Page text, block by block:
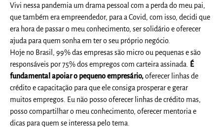
Vivi nessa pandemia um drama pessoal com a perda do meu pai,
que também era empreendedor, para a Covid, com isso, decidi que
era hora de passar o meu conhecimento, ser solidário e oferecer
ajuda para quem sonha em ter o seu próprio negócio.
Hoje no Brasil, 99% das empresas são micro ou pequenas e são
responsáveis por 75% dos empregos com carteira assinada.
É
fundamental apoiar o pequeno empresário,oferecer linhas de
crédito e capacitação para que ele consiga prosperar e gerar
muitos empregos. Eu não posso oferecer linhas de crédito mas,
posso compartilhar o meu conhecimento, oferecer mentoria e
dicas para quem se interessa pelo tema.